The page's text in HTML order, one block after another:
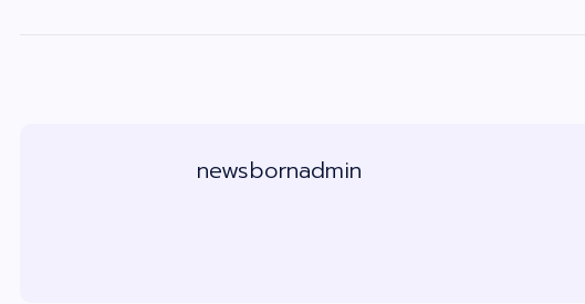
newsbornadmin